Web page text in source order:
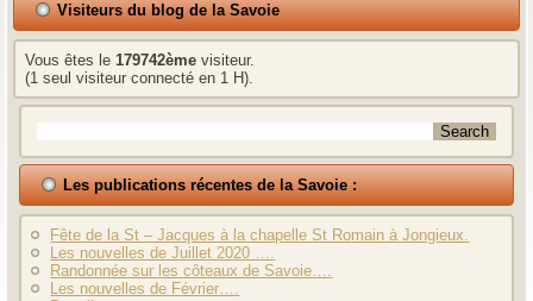
Visiteurs du blog de la Savoie
Vous êtes le179742ème visiteur.
(1 seul visiteur connecté en 1 H).
Les publications récentes de la Savoie :
Fête de la St – Jacques à la chapelle St Romain à Jongieux.
Les nouvelles de Juillet 2020 ….
Randonnée sur les côteaux de Savoie….
Les nouvelles de Février….